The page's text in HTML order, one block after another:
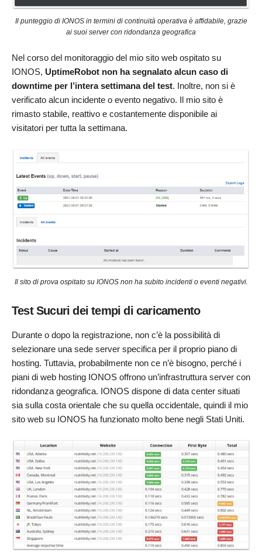
Il punteggio di IONOS in termini di continuità operativa è affidabile, grazie
ai suoi server con ridondanza geografica
Nel corso del monitoraggio del mio sito web ospitato su
IONOS, UptimeRobot non ha segnalato alcun caso di
downtime per l’intera settimana del test. Inoltre, non si è
verificato alcun incidente o evento negativo. Il mio sito è
rimasto stabile, reattivo e costantemente disponibile ai
visitatori per tutta la settimana.
Il sito di prova ospitato su IONOS non ha subito incidenti o eventi negativi.
Test Sucuri dei tempi di caricamento
Durante o dopo la registrazione, non c’è la possibilità di
selezionare una sede server specifica per il proprio piano di
hosting. Tuttavia, probabilmente non ce n’è bisogno, perché i
piani di web hosting IONOS offrono un’infrastruttura server con
ridondanza geografica. IONOS dispone di data center situati
sia sulla costa orientale che su quella occidentale, quindi il mio
sito web su IONOS ha funzionato molto bene negli Stati Uniti.